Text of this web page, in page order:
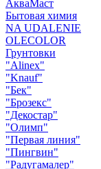
АкваМаст
Бытовая химия
NA UDALENIE
OLECOLOR
Грунтовки
"Alinex"
"Knauf"
"Бек"
"Брозекс"
"Декостар"
"Олимп"
"Первая линия"
"Пингвин"
"Радугамалер"